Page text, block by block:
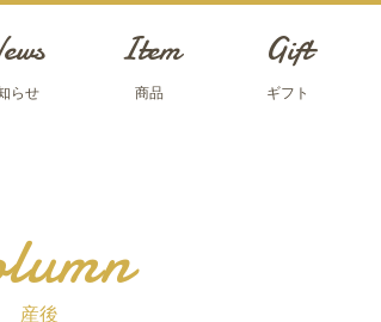
らせ
Item
商品
Gift
ギフト
産後